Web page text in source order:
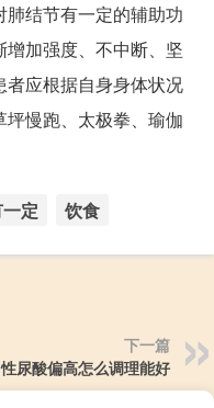
结节有一定的辅助功
加强度、不中断、坚
应根据自身身体状况
慢跑、太极拳、瑜伽
定 饮食
下一篇
尿酸偏高怎么调理能好